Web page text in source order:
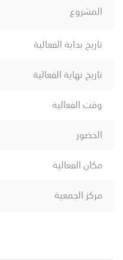
المشروع
تاريخ بداية الفعالية
تاريخ نهاية الفعالية
وقت الفعالية
الحضور
مكان الفعالية
مركز الجمعية